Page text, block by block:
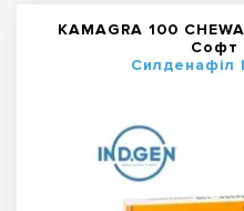
KAMAGRA 100
Софт
Силденафіл